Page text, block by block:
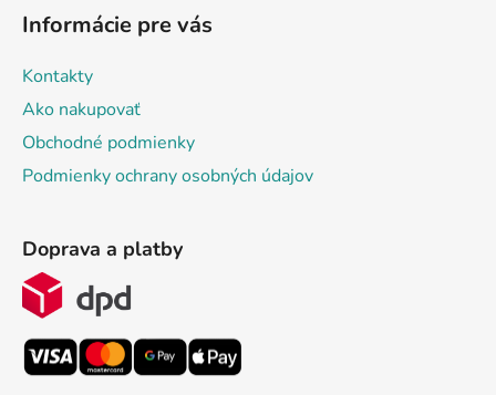
Informácie pre vás
Kontakty
Ako nakupovať
Obchodné podmienky
Podmienky ochrany osobných údajov
Doprava a platby